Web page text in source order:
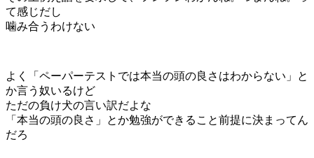
て感じだし
噛み合うわけない
よく「ペーパーテストでは本当の頭の良さはわからない」と
か言う奴いるけど
ただの負け犬の言い訳だよな
「本当の頭の良さ」とか勉強ができること前提に決まってん
だろ